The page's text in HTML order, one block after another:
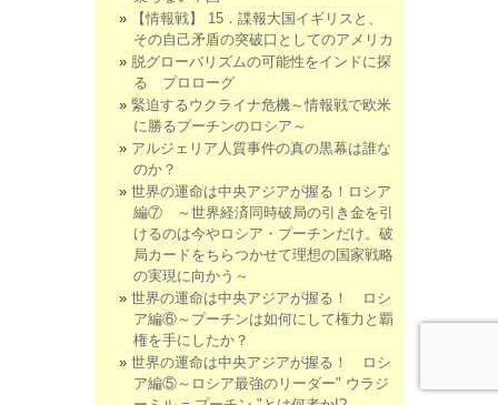
【情報戦】 15．諜報大国イギリスと、
その自己矛盾の突破口としてのアメリカ
脱グローバリズムの可能性をインドに探
る プロローグ
緊迫するウクライナ危機～情報戦で欧米
に勝るプーチンのロシア～
アルジェリア人質事件の真の黒幕は誰な
のか？
世界の運命は中央アジアが握る！ロシア
編⑦ ～世界経済同時破局の引き金を引
けるのは今やロシア・プーチンだけ。破
局カードをちらつかせて理想の国家戦略
の実現に向かう～
世界の運命は中央アジアが握る！ ロシ
ア編⑥～プーチンは如何にして権力と覇
権を手にしたか？
世界の運命は中央アジアが握る！ ロシ
ア編⑤～ロシア最強のリーダー" ウラジ